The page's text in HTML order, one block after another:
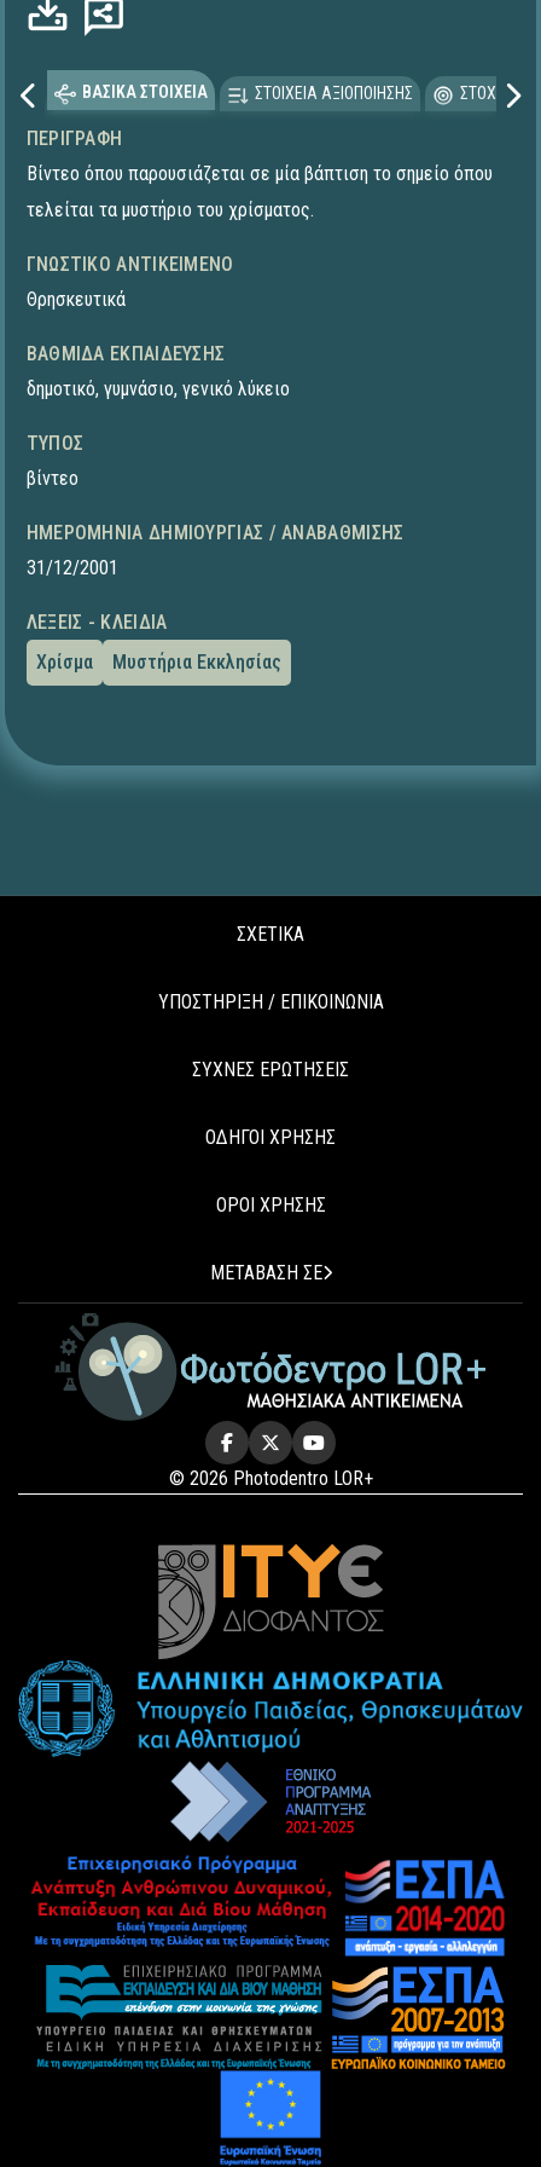
ΒΑΣΙΚΑ ΣΤΟΙΧΕΙΑ ΣΤΟΙΧΕΙΑ ΑΞΙΟΠΟΙΗΣΗΣ
ΠΕΡΙΓΡΑΦΉ
Βίντεο όπου παρουσιάζεται σε μία βάπτιση το σημείο όπου
τελείται τα μυστήριο του χρίσματος.
ΓΝΩΣΤΙΚΌ ΑΝΤΙΚΕΊΜΕΝΟ
Θρησκευτικά
ΒΑΘΜΊΔΑ ΕΚΠΑΊΔΕΥΣΗΣ
δημοτικό, γυμνάσιο, γενικό λύκειο
ΤΎΠΟΣ
βίντεο
ΗΜΕΡΟΜΗΝΊΑ ΔΗΜΙΟΥΡΓΊΑΣ / ΑΝΑΒΆΘΜΙΣΗΣ
31/12/2001
ΛΈΞΕΙΣ - ΚΛΕΙΔΙΆ
Χρίσμα
Μυστήρια Εκκλησίας
ΣΧΕΤΙΚΑ
ΥΠΟΣΤΗΡΙΞΗ / ΕΠΙΚΟΙΝΩΝΙΑ
ΣΥΧΝΕΣ ΕΡΩΤΗΣΕΙΣ
ΟΔΗΓΟΙ ΧΡΗΣΗΣ
ΟΡΟΙ ΧΡΗΣΗΣ
ΜΕΤΑΒΑΣΗ ΣΕ
© 2026 Photodentro LOR+